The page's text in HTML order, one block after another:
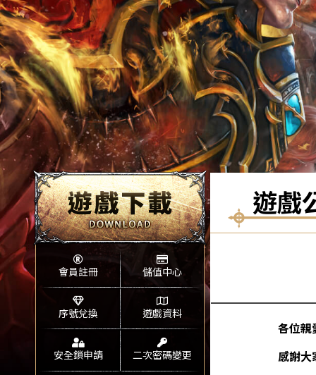
會員註冊 儲值中心
序號兌換 遊戲資料
安全鎖申請 二次密碼變更
遊戲
各位親
感謝大